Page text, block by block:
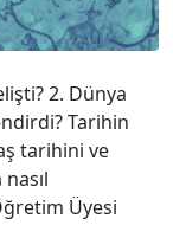
2. Dünya
Tarihin
tarihini ve
Üyesi